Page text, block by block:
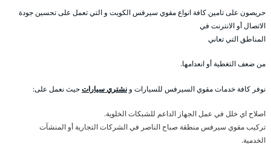
حريصون على تامين كافة انواع مقوي سيرفس الكويت و التي تعمل على تحسين جودة
الاتصال أو الانترنت في
المناطق التي تعاني
من ضعف التغطية أو انعدامها.
نوفر كافة خدمات مقوي السيرفس للسيارات و نشتري سياراتحيث نعمل على:
اصلاح اي خلل في عمل الجهاز الداعم للشبكات الخلوية.
تركيب مقوي سيرفس منطقة صباح الناصر في الشركات التجارية أو المنشآت
الخدمية.